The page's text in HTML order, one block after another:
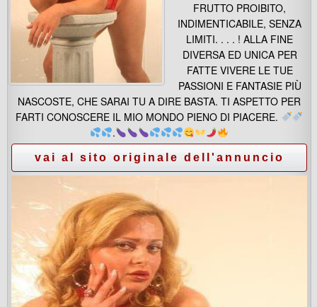
FRUTTO PROIBITO,
INDIMENTICABILE, SENZA
LIMITI. . . . ! ALLA FINE
DIVERSA ED UNICA PER
FATTE VIVERE LE TUE
PASSIONI E FANTASIE PIÙ
NASCOSTE, CHE SARAI TU A DIRE BASTA. TI ASPETTO PER
FARTI CONOSCERE IL MIO MONDO PIENO DI PIACERE.
.